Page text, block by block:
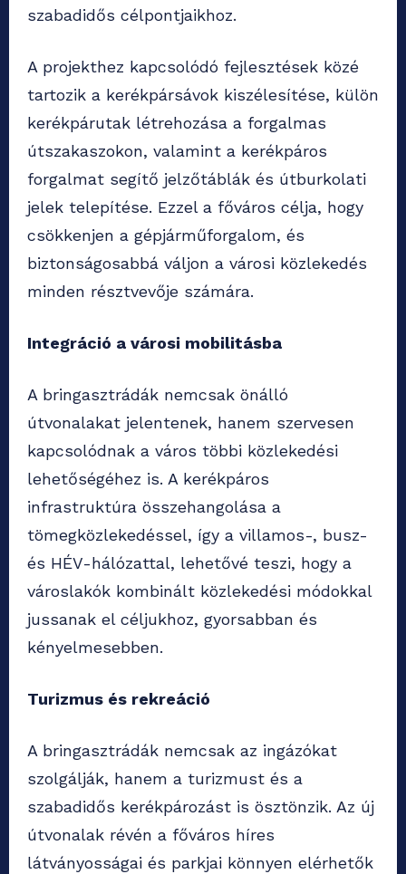
szabadidős célpontjaikhoz.
A projekthez kapcsolódó fejlesztések közé
tartozik a kerékpársávok kiszélesítése, külön
kerékpárutak létrehozása a forgalmas
útszakaszokon, valamint a kerékpáros
forgalmat segítő jelzőtáblák és útburkolati
jelek telepítése. Ezzel a főváros célja, hogy
csökkenjen a gépjárműforgalom, és
biztonságosabbá váljon a városi közlekedés
minden résztvevője számára.
Integráció a városi mobilitásba
A bringasztrádák nemcsak önálló
útvonalakat jelentenek, hanem szervesen
kapcsolódnak a város többi közlekedési
lehetőségéhez is. A kerékpáros
infrastruktúra összehangolása a
tömegközlekedéssel, így a villamos-, busz-
és HÉV-hálózattal, lehetővé teszi, hogy a
városlakók kombinált közlekedési módokkal
jussanak el céljukhoz, gyorsabban és
kényelmesebben.
Turizmus és rekreáció
A bringasztrádák nemcsak az ingázókat
szolgálják, hanem a turizmust és a
szabadidős kerékpározást is ösztönzik. Az új
útvonalak révén a főváros híres
látványosságai és parkjai könnyen elérhetők